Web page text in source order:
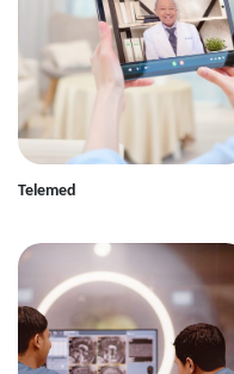
Telemed